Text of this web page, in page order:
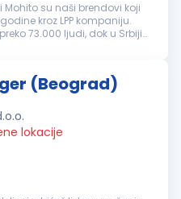
Mohito su naši brendovi koji
kroz LPP kompaniju.
73.000 ljudi, dok u Srbiji
(Beograd)
lokacije